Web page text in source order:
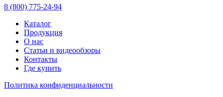
8 (800) 775-24-94
Каталог
Продукция
О нас
Статьи и видеообзоры
Контакты
Где купить
Политика конфиденциальности